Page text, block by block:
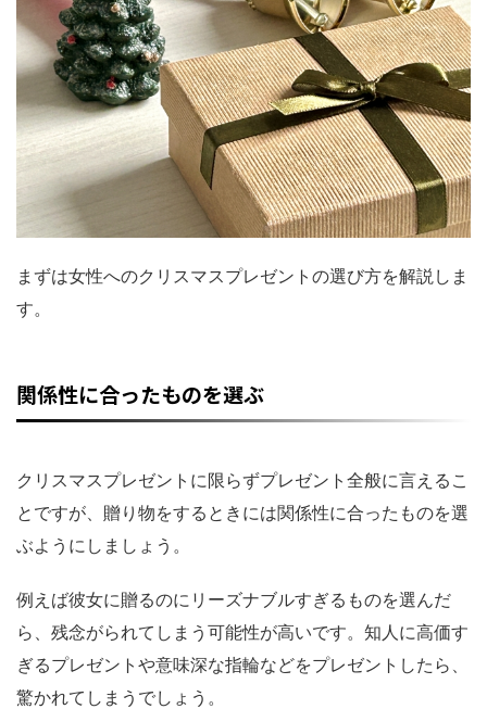
まずは女性へのクリスマスプレゼントの選び方を解説しま
す。
関係性に合ったものを選ぶ
クリスマスプレゼントに限らずプレゼント全般に言えるこ
とですが、贈り物をするときには関係性に合ったものを選
ぶようにしましょう。
例えば彼女に贈るのにリーズナブルすぎるものを選んだ
ら、残念がられてしまう可能性が高いです。知人に高価す
ぎるプレゼントや意味深な指輪などをプレゼントしたら、
驚かれてしまうでしょう。